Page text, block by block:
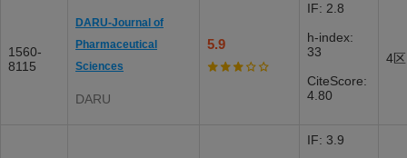
1560-
8115
DARU-Journal of
Pharmaceutical
Sciences
DARU
5.9
IF: 2.8
h-index:
33
CiteScore:
4.80
4区
IF: 3.9